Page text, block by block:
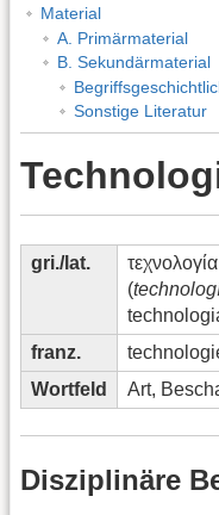
Material
A. Primärmaterial
B. Sekundärmaterial
Sonstige Literatur
gri./lat.
τεχνολογία
(
franz.
Wortfeld
Art,
Disziplinäre